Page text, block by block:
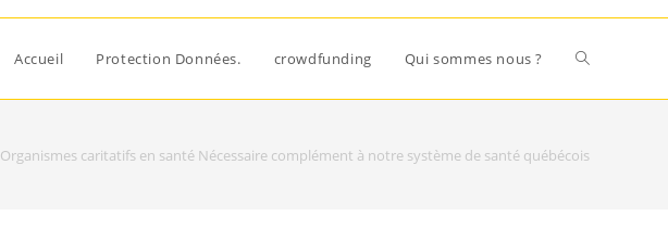
Accueil Protection Données. crowdfunding Qui sommes nous ?
Organismes caritatifs en santé Nécessaire complément à notre système de santé québécois